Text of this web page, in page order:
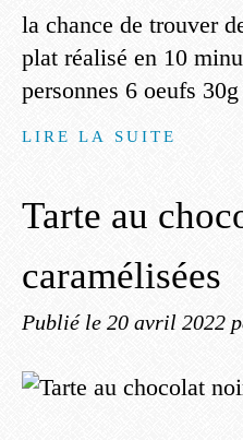
la chance de trouver
plat réalisé en 10
personnes 6 oeufs
LIRE LA SUITE
Tarte au
caramélisées
Publié le 20 avril 2022